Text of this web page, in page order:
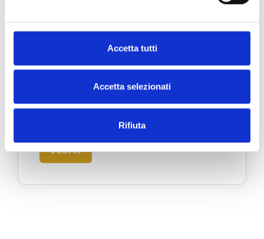
Accetta tutti
Accetta selezionati
Rifiuta
Portofino
Via Roma 39 - 16034 Portofino, Italia
SCOPRI